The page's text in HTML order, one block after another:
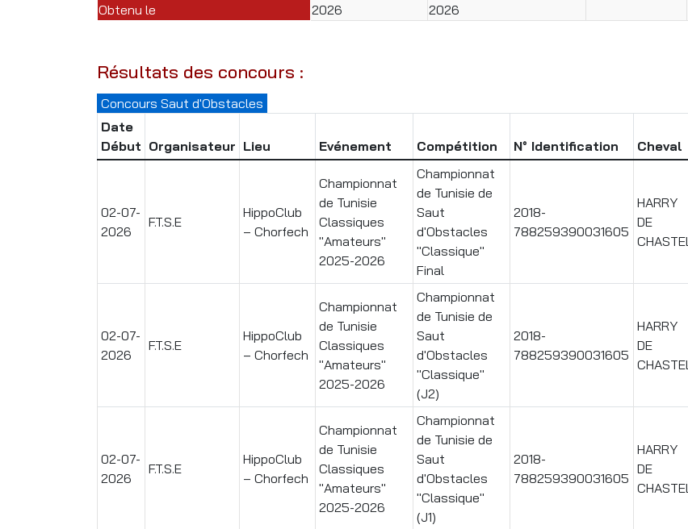
Obtenu le
2026 2026
Résultats des concours :
Concours Saut d'Obstacles
Date
Début Organisateur Lieu Evénement Compétition N° Identification Cheval
02-07-
2026
F.T.S.E
HippoClub
– Chorfech
Championnat
de Tunisie
Classiques
"Amateurs"
2025-2026
Championnat
de Tunisie de
Saut
d'Obstacles
"Classique"
Final
2018-
788259390031605
HARRY
DE
CHASTEL
02-07-
2026
F.T.S.E
HippoClub
– Chorfech
Championnat
de Tunisie
Classiques
"Amateurs"
2025-2026
Championnat
de Tunisie de
Saut
d'Obstacles
"Classique"
(J2)
2018-
788259390031605
HARRY
DE
CHASTEL
02-07-
2026
F.T.S.E
HippoClub
– Chorfech
Championnat
de Tunisie
Classiques
"Amateurs"
2025-2026
Championnat
de Tunisie de
Saut
d'Obstacles
"Classique"
(J1)
2018-
788259390031605
HARRY
DE
CHASTEL